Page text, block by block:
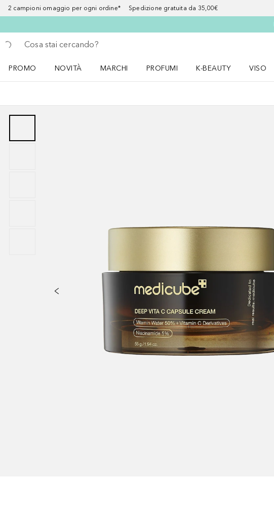
2 campioni omaggio per ogni ordine* Spedizione gratuita da 35,00€
Torna indietro
Esegui ricerca
PROMO
NOVITÀ
MARCHI
PROFUMI
K-BEAUTY
VISO